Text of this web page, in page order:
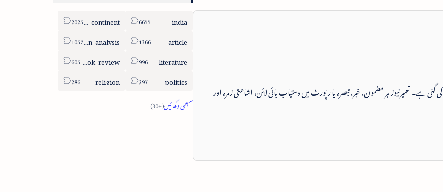
کی گئی ہے۔ تعمیرنیوز ہر مضمون، خبر، تبصرہ یا رپورٹ میں دستیاب بائی لائن، اشاعتی زمرہ اور
india
sub-continent
article
column-analysis
literature
book-review
politics
religion